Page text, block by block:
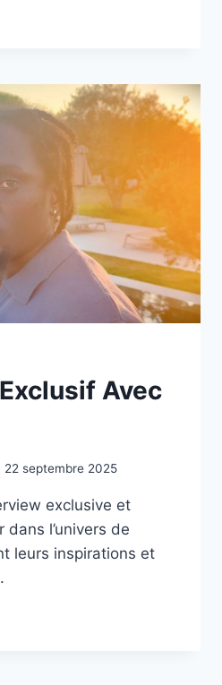
Avec
22 septembre 2025
exclusive et
l’univers de
leurs inspirations et